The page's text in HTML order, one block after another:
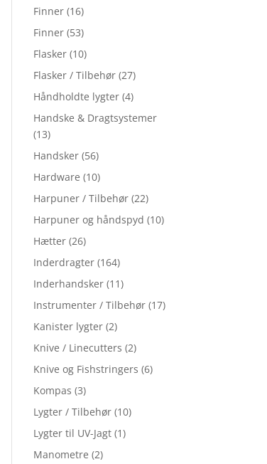
Finner (16)
Finner (53)
Flasker (10)
Flasker / Tilbehør (27)
Håndholdte lygter (4)
Handske & Dragtsystemer
(13)
Handsker (56)
Hardware (10)
Harpuner / Tilbehør (22)
Harpuner og håndspyd (10)
Hætter (26)
Inderdragter (164)
Inderhandsker (11)
Instrumenter / Tilbehør (17)
Kanister lygter (2)
Knive / Linecutters (2)
Knive og Fishstringers (6)
Kompas (3)
Lygter / Tilbehør (10)
Lygter til UV-Jagt (1)
Manometre (2)